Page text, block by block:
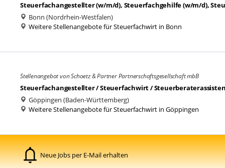
Steuerfachangestellter (w/m/d), Steuerfachgehilfe (w/m/d),
Bonn (Nordrhein-Westfalen)
Weitere Stellenangebote für Steuerfachwirt in Bonn
Stellenangebot von Schoetz & Partner Partnerschaftsgesellschaft mbB
Steuerfachangestellter / Steuerfachwirt /
Göppingen (Baden-Württemberg)
Weitere Stellenangebote für Steuerfachwirt in Göppingen
Neue Jobs per E-Mail erhalten